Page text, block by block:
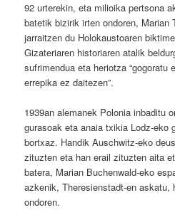
92 urterekin, eta milioika pertsona
batetik bizirik irten ondoren, Marian
jarraitzen du Holokaustoaren
Gizateriaren historiaren atalik
sufrimendua eta heriotza “gogoratu
errepika ez daitezen”.
1939an alemanek Polonia inbaditu
gurasoak eta anaia txikia Lodz-eko
bortxaz. Handik Auschwitz-eko
zituzten eta han erail zituzten aita
batera, Marian Buchenwald-eko
azkenik, Theresienstadt-en askatu,
ondoren.